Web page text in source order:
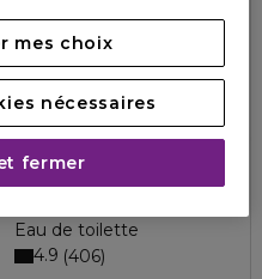
GIVENCHY
Eau de toilette
146,50 €
4.9 406
mes choix
nécessaires
fermer